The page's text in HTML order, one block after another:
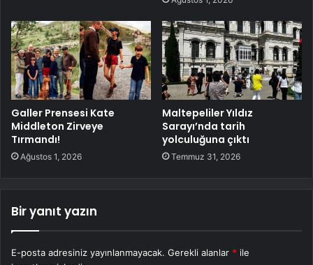
Galler Prensesi Kate
Middleton Zirveye
Tırmandı!
Ağustos 1, 2026
Maltepeliler Yıldız
Sarayı’nda tarih
yolculuğuna çıktı
Temmuz 31, 2026
Bir yanıt yazın
E-posta adresiniz yayınlanmayacak. Gerekli alanlar * ile